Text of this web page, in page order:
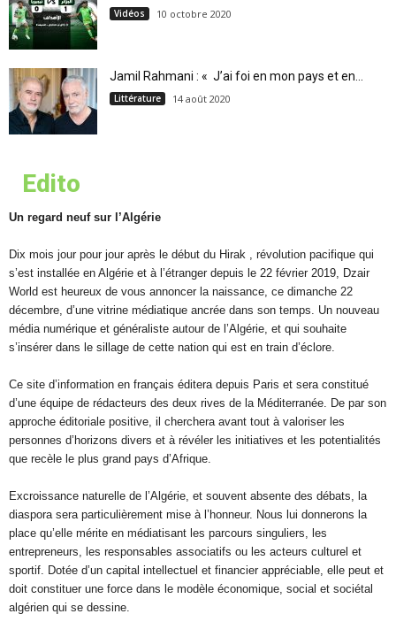
Vidéos 10 octobre 2020
Jamil Rahmani : « J’ai foi en mon pays et en...
Littérature 14 août 2020
Edito
Un regard neuf sur l’Algérie
Dix mois jour pour jour après le début du Hirak , révolution pacifique qui
s’est installée en Algérie et à l’étranger depuis le 22 février 2019, Dzair
World est heureux de vous annoncer la naissance, ce dimanche 22
décembre, d’une vitrine médiatique ancrée dans son temps. Un nouveau
média numérique et généraliste autour de l’Algérie, et qui souhaite
s’insérer dans le sillage de cette nation qui est en train d’éclore.
Ce site d’information en français éditera depuis Paris et sera constitué
d’une équipe de rédacteurs des deux rives de la Méditerranée. De par son
approche éditoriale positive, il cherchera avant tout à valoriser les
personnes d’horizons divers et à révéler les initiatives et les potentialités
que recèle le plus grand pays d’Afrique.
Excroissance naturelle de l’Algérie, et souvent absente des débats, la
diaspora sera particulièrement mise à l’honneur. Nous lui donnerons la
place qu’elle mérite en médiatisant les parcours singuliers, les
entrepreneurs, les responsables associatifs ou les acteurs culturel et
sportif. Dotée d’un capital intellectuel et financier appréciable, elle peut et
doit constituer une force dans le modèle économique, social et sociétal
algérien qui se dessine.